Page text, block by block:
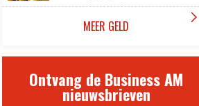
MEER GELD 
Ontvang de Business AM
nieuwsbrieven